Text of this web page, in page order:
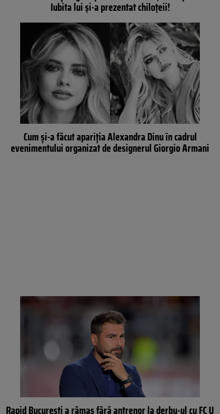
Iubita lui și-a prezentat chiloțeii!
Cum și-a făcut apariția Alexandra Dinu în cadrul
evenimentului organizat de designerul Giorgio Armani
Rapid București a rămas fără antrenor la derby-ul cu FC U